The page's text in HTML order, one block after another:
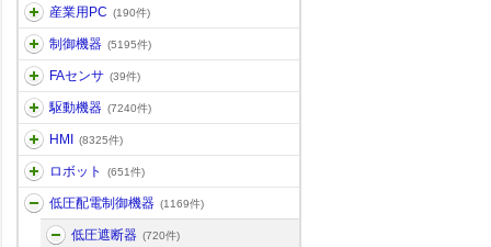
産業用PC (190件)
制御機器 (5195件)
FAセンサ (39件)
駆動機器 (7240件)
HMI (8325件)
ロボット (651件)
低圧配電制御機器 (1169件)
低圧遮断器 (720件)